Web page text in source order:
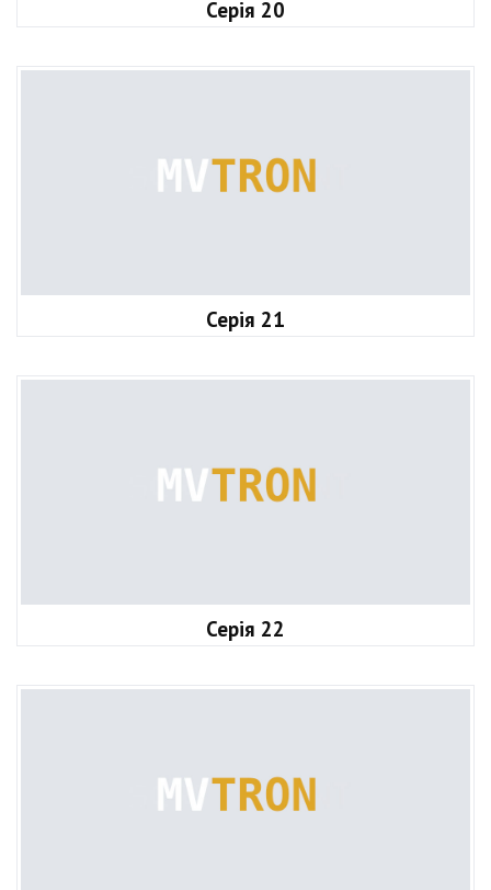
Серія 20
Серія 21
Серія 22